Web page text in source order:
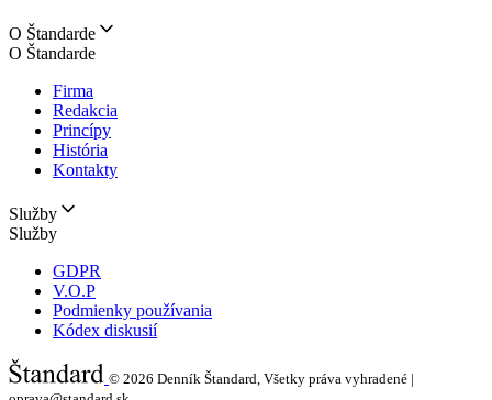
O Štandarde
O Štandarde
Firma
Redakcia
Princípy
História
Kontakty
Služby
Služby
GDPR
V.O.P
Podmienky používania
Kódex diskusií
© 2026 Denník Štandard, Všetky práva vyhradené |